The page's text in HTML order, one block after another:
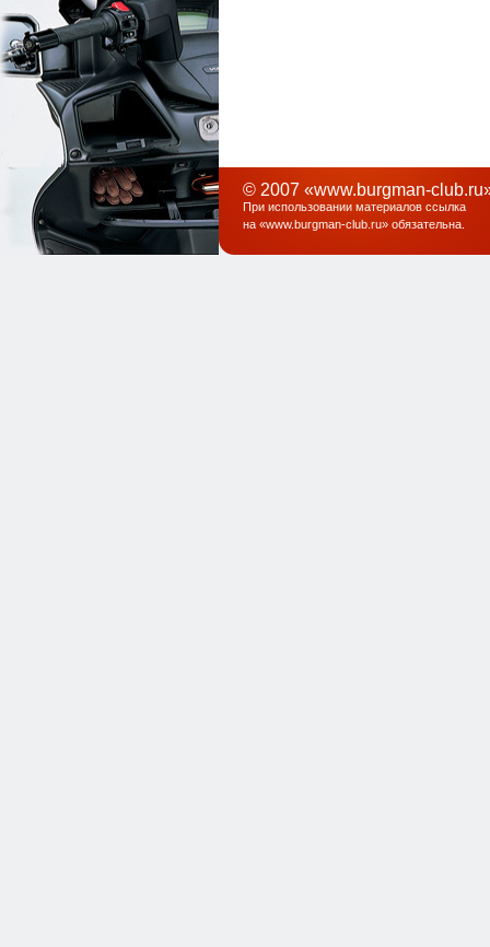
© 2007 «www.burgman-
При использовании материалов ссылка
на «www.burgman-club.ru» обязательна